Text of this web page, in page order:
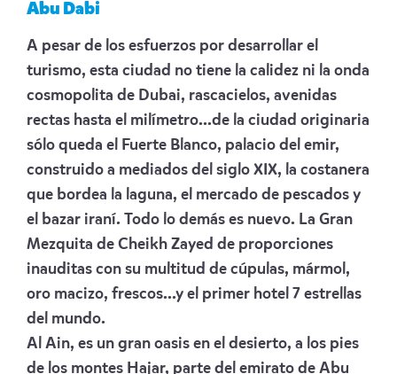
Abu Dabi
A pesar de los esfuerzos por desarrollar el
turismo, esta ciudad no tiene la calidez ni la onda
cosmopolita de Dubai, rascacielos, avenidas
rectas hasta el milímetro...de la ciudad originaria
sólo queda el Fuerte Blanco, palacio del emir,
construido a mediados del siglo XIX, la costanera
que bordea la laguna, el mercado de pescados y
el bazar iraní. Todo lo demás es nuevo. La Gran
Mezquita de Cheikh Zayed de proporciones
inauditas con su multitud de cúpulas, mármol,
oro macizo, frescos...y el primer hotel 7 estrellas
del mundo.
Al Ain, es un gran oasis en el desierto, a los pies
de los montes Hajar, parte del emirato de Abu